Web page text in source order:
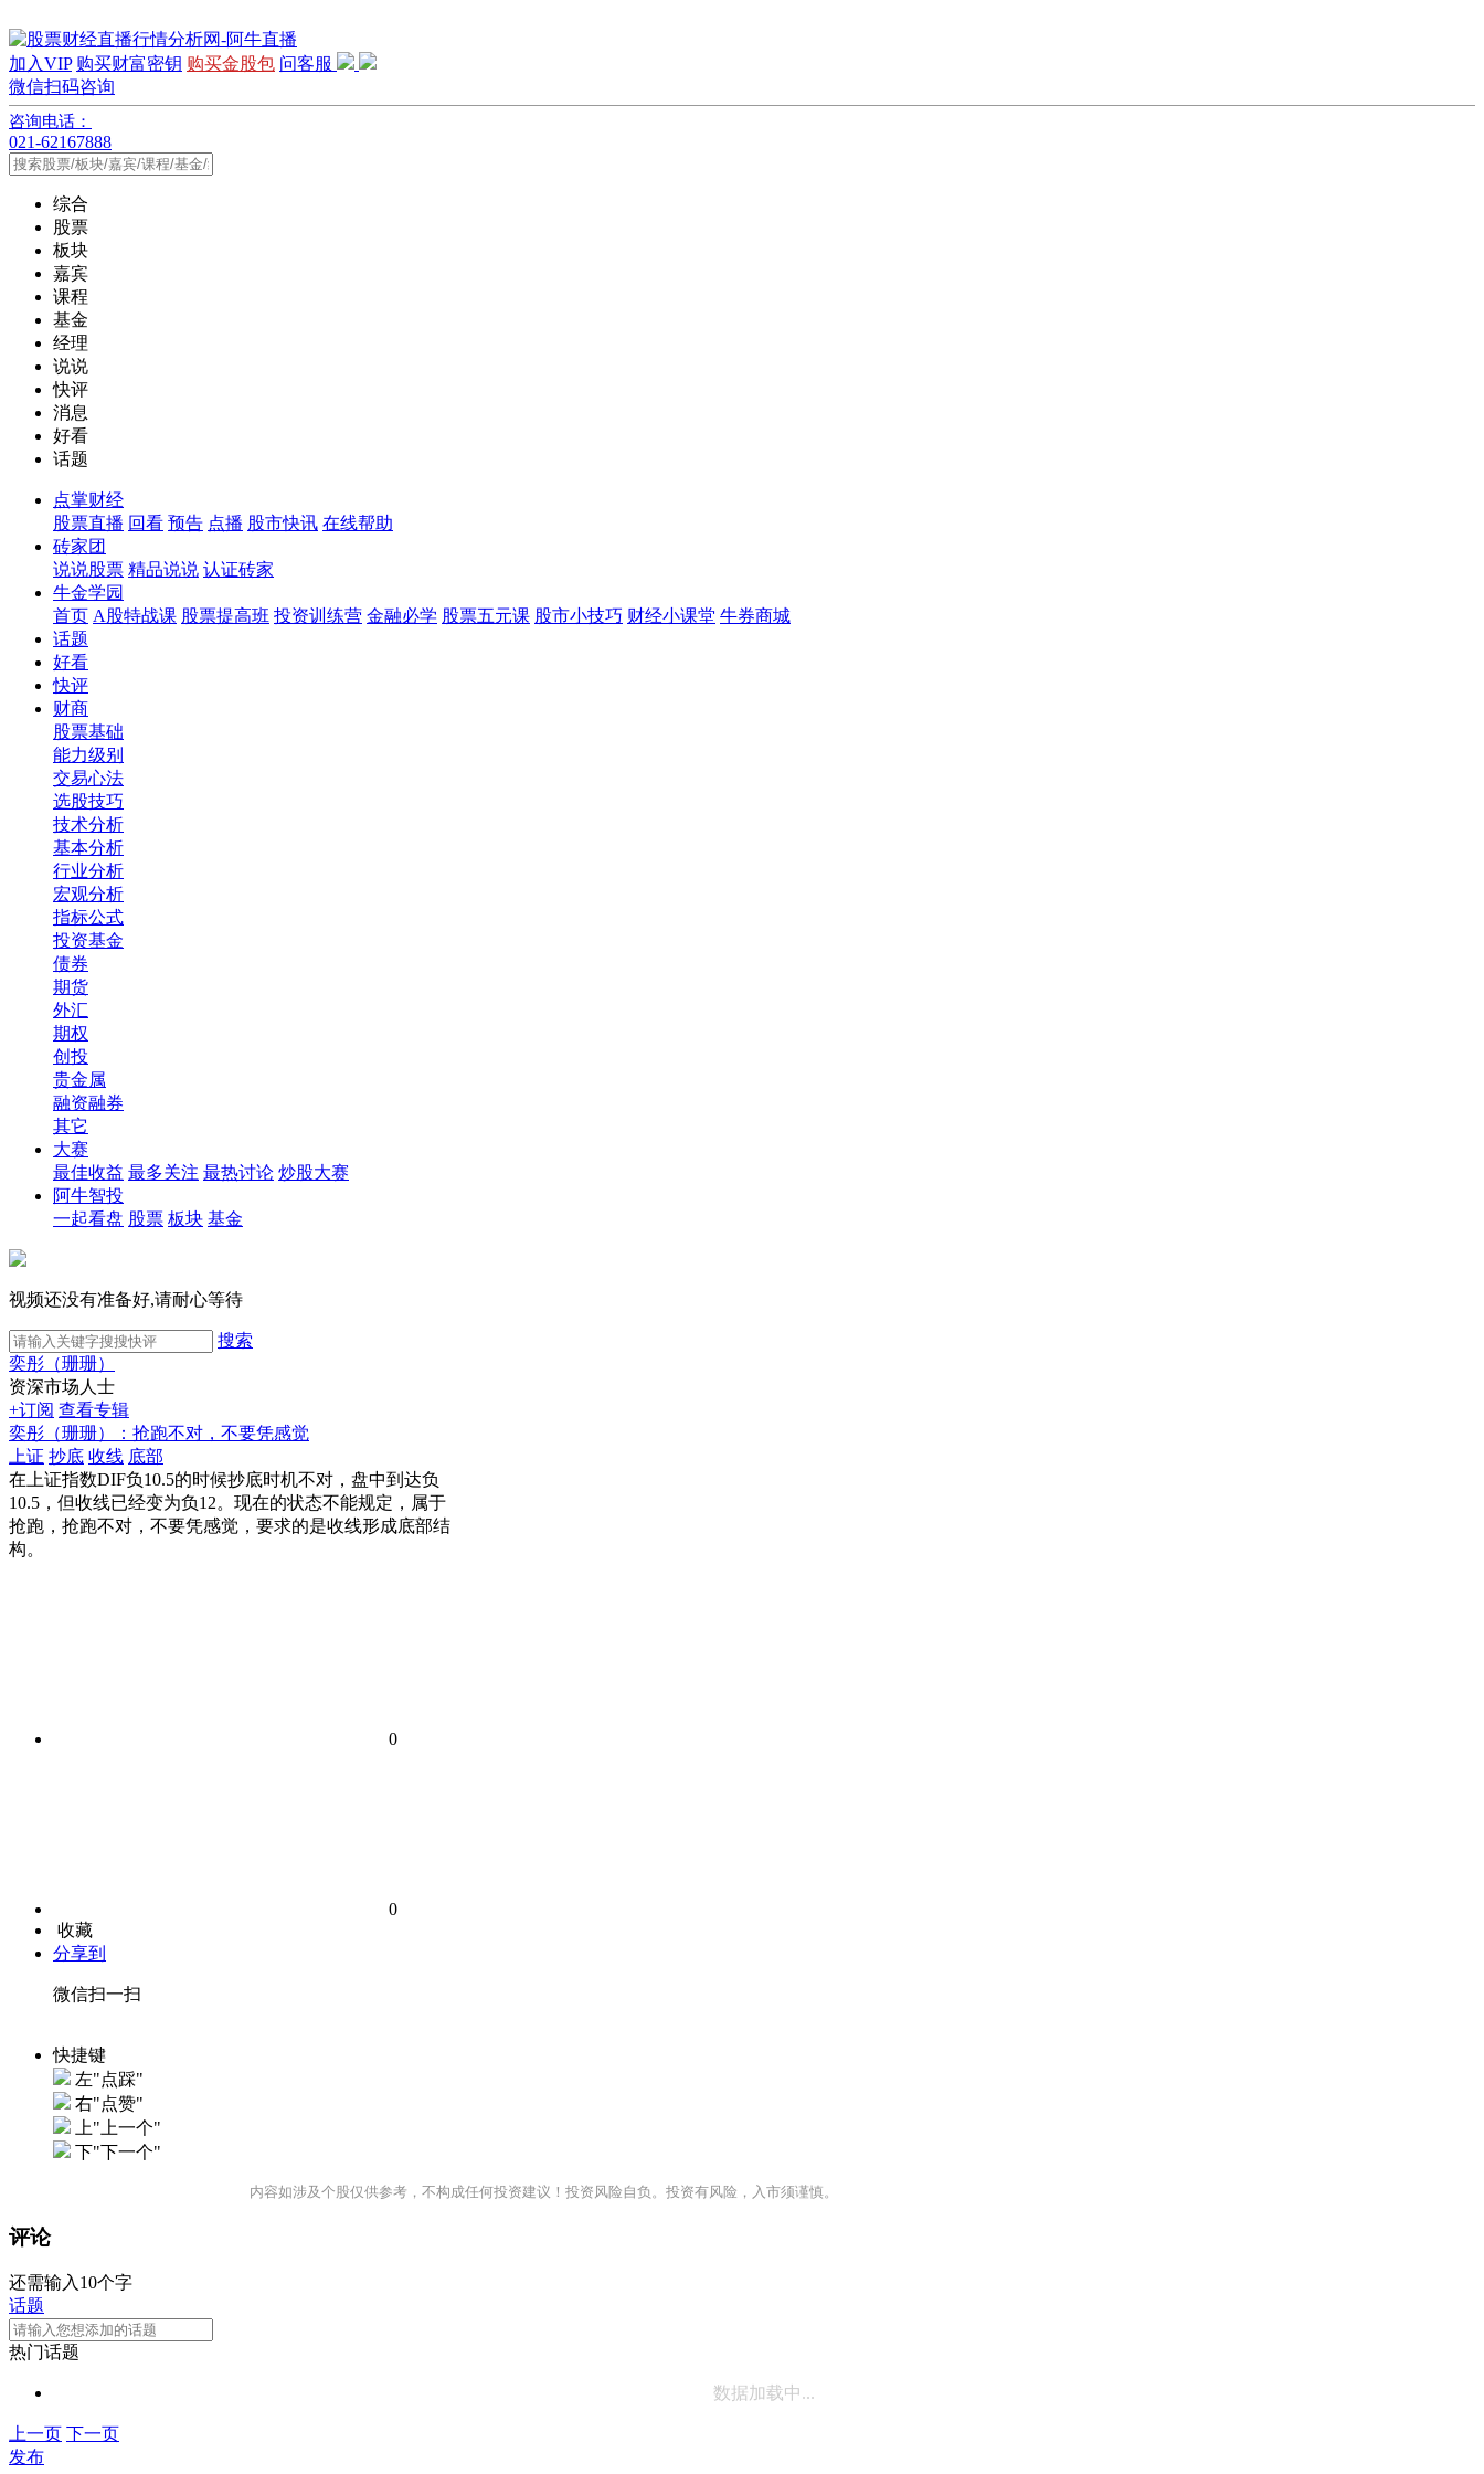
加入VIP 购买财富密钥 购买金股包 问客服
微信扫码咨询
咨询电话：
021-62167888
综合
股票
板块
嘉宾
课程
基金
经理
说说
快评
消息
好看
话题
点掌财经
股票直播 回看 预告 点播 股市快讯 在线帮助
砖家团
说说股票 精品说说 认证砖家
牛金学园
首页 A股特战课 股票提高班 投资训练营 金融必学 股票五元课 股市小技巧 财经小课堂 牛券商城
话题
好看
快评
财商
股票基础
能力级别
交易心法
选股技巧
技术分析
基本分析
行业分析
宏观分析
指标公式
投资基金
债券
期货
外汇
期权
创投
贵金属
融资融券
其它
大赛
最佳收益 最多关注 最热讨论 炒股大赛
阿牛智投
一起看盘 股票 板块 基金
视频还没有准备好,请耐心等待
搜索
奕彤（珊珊）
资深市场人士
+订阅 查看专辑
奕彤（珊珊）：抢跑不对，不要凭感觉
上证 抄底 收线 底部
在上证指数DIF负10.5的时候抄底时机不对，盘中到达负
10.5，但收线已经变为负12。现在的状态不能规定，属于
抢跑，抢跑不对，不要凭感觉，要求的是收线形成底部结
构。
0
0
收藏
分享到
微信扫一扫
快捷键
左"点踩"
右"点赞"
上"上一个"
下"下一个"
内容如涉及个股仅供参考，不构成任何投资建议！投资风险自负。投资有风险，入市须谨慎。
评论
还需输入10个字
话题
热门话题
数据加载中...
上一页 下一页
发布